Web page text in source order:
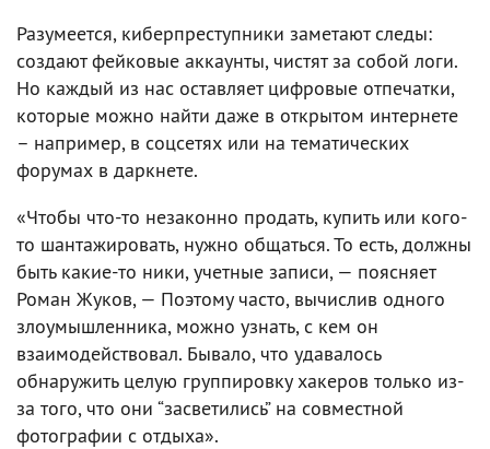
Разумеется, киберпреступники заметают следы:
создают фейковые аккаунты, чистят за собой логи.
Но каждый из нас оставляет цифровые отпечатки,
которые можно найти даже в открытом интернете
– например, в соцсетях или на тематических
форумах в даркнете.
«Чтобы что-то незаконно продать, купить или кого-
то шантажировать, нужно общаться. То есть, должны
быть какие-то ники, учетные записи, — поясняет
Роман Жуков, — Поэтому часто, вычислив одного
злоумышленника, можно узнать, с кем он
взаимодействовал. Бывало, что удавалось
обнаружить целую группировку хакеров только из-
за того, что они “засветились” на совместной
фотографии с отдыха».